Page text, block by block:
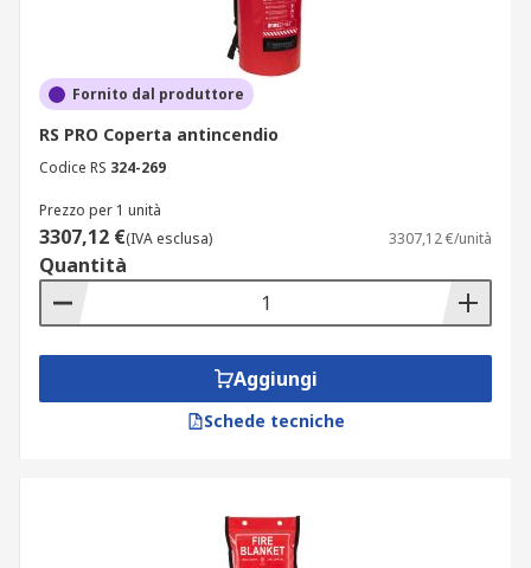
Fornito dal produttore
RS PRO Coperta antincendio
Codice RS 324-269
Prezzo per 1 unità
3307,12 €(IVA esclusa) 3307,12 €/unità
Quantità
Aggiungi
Schede tecniche